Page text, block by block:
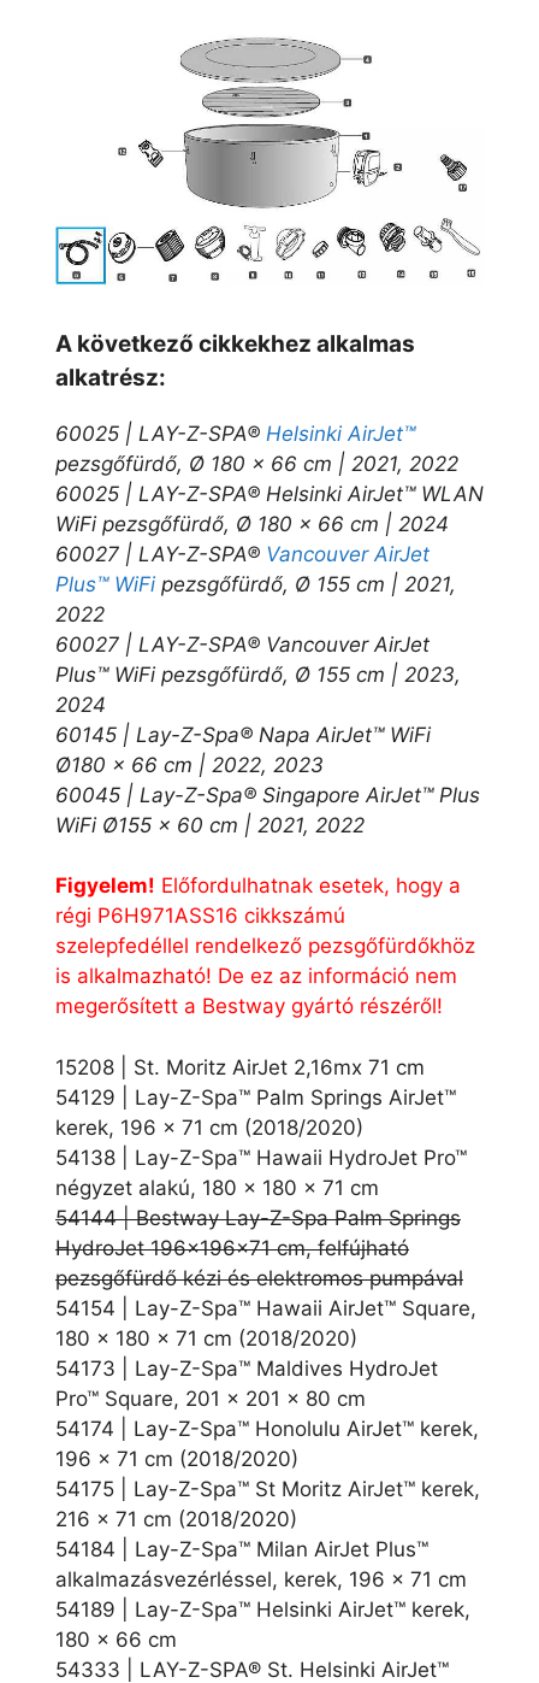
A következő cikkekhez alkalmas
alkatrész:
60025 | LAY-Z-SPA® Helsinki AirJet™
pezsgőfürdő, Ø 180 x 66 cm | 2021, 2022
60025 | LAY-Z-SPA® Helsinki AirJet™ WLAN
WiFi pezsgőfürdő, Ø 180 x 66 cm | 2024
60027 | LAY-Z-SPA® Vancouver AirJet
Plus™ WiFi pezsgőfürdő, Ø 155 cm | 2021,
2022
60027 | LAY-Z-SPA® Vancouver AirJet
Plus™ WiFi pezsgőfürdő, Ø 155 cm | 2023,
2024
60145 | Lay-Z-Spa® Napa AirJet™ WiFi
Ø180 x 66 cm | 2022, 2023
60045 | Lay-Z-Spa® Singapore AirJet™ Plus
WiFi Ø155 x 60 cm | 2021, 2022
Figyelem! Előfordulhatnak esetek, hogy a
régi P6H971ASS16 cikkszámú
szelepfedéllel rendelkező pezsgőfürdőkhöz
is alkalmazható! De ez az információ nem
megerősített a Bestway gyártó részéről!
15208 | St. Moritz AirJet 2,16mx 71 cm
54129 | Lay-Z-Spa™ Palm Springs AirJet™
kerek, 196 x 71 cm (2018/2020)
54138 | Lay-Z-Spa™ Hawaii HydroJet Pro™
négyzet alakú, 180 x 180 x 71 cm
54144 | Bestway Lay-Z-Spa Palm Springs
HydroJet 196x196x71 cm, felfújható
pezsgőfürdő kézi és elektromos pumpával
54154 | Lay-Z-Spa™ Hawaii AirJet™ Square,
180 x 180 x 71 cm (2018/2020)
54173 | Lay-Z-Spa™ Maldives HydroJet
Pro™ Square, 201 x 201 x 80 cm
54174 | Lay-Z-Spa™ Honolulu AirJet™ kerek,
196 x 71 cm (2018/2020)
54175 | Lay-Z-Spa™ St Moritz AirJet™ kerek,
216 x 71 cm (2018/2020)
54184 | Lay-Z-Spa™ Milan AirJet Plus™
alkalmazásvezérléssel, kerek, 196 x 71 cm
54189 | Lay-Z-Spa™ Helsinki AirJet™ kerek,
180 x 66 cm
54333 | LAY-Z-SPA® St. Helsinki AirJet™